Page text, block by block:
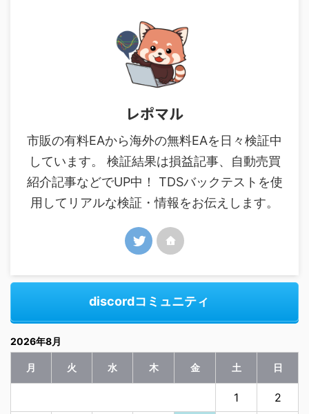
レポマル
市販の有料EAから海外の無料EAを日々検証中
しています。 検証結果は損益記事、自動売買
紹介記事などでUP中！ TDSバックテストを使
用してリアルな検証・情報をお伝えします。
discordコミュニティ
2026年8月
月 火 水 木 金 土 日
1 2